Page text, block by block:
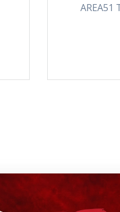
AREA51